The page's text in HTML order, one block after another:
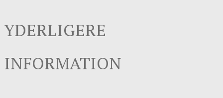
YDERLIGERE
INFORMATION